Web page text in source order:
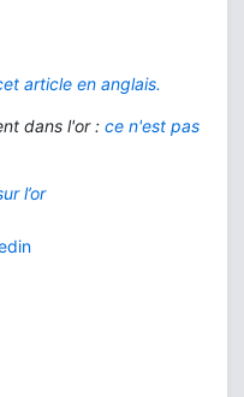
article en anglais.
dans l'or : ce n'est pas
l’or